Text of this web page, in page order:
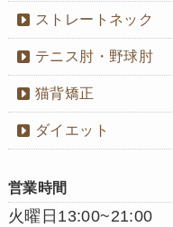
ストレートネック
テニス肘・野球肘
猫背矯正
ダイエット
営業時間
火曜日13:00~21:00